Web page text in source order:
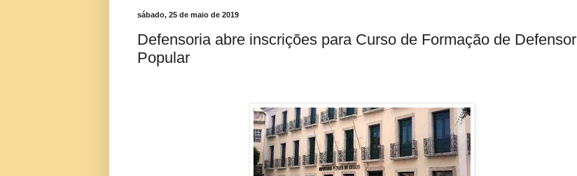
sábado, 25 de maio de 2019
Defensoria abre inscrições para Curso de Formação de Defensor
Popular